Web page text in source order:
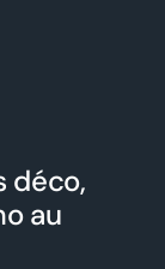
déco,
au